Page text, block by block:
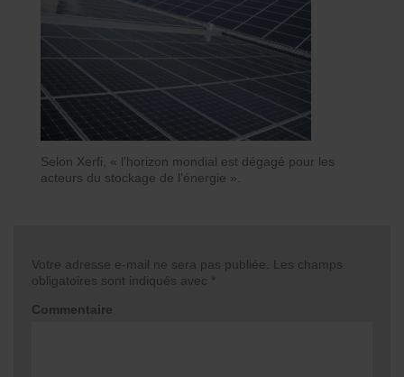
Selon Xerfi, « l’horizon mondial est dégagé pour les
acteurs du stockage de l’énergie ».
Votre adresse e-mail ne sera pas publiée.
Les champs
obligatoires sont indiqués avec *
Commentaire